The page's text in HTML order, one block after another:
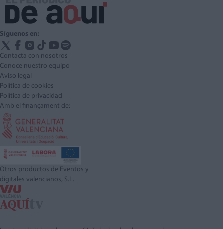
Síguenos en:
Contacta con nosotros
Conoce nuestro equipo
Aviso legal
Política de cookies
Política de privacidad
Amb el finançament de:
Otros productos de Eventos y
digitales valencianos, S.L.